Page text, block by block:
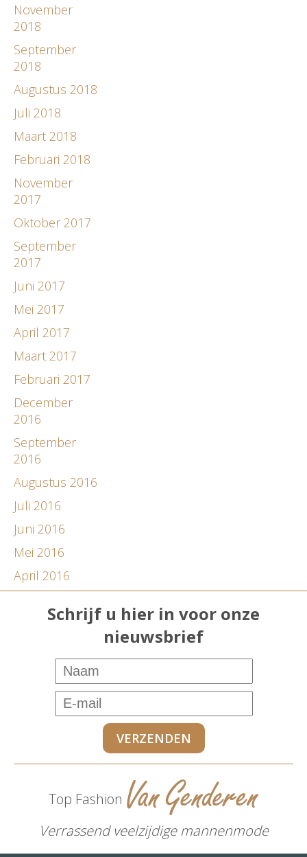
November
2018
September
2018
Augustus 2018
Juli 2018
Maart 2018
Februari 2018
November
2017
Oktober 2017
September
2017
Juni 2017
Mei 2017
April 2017
Maart 2017
Februari 2017
December
2016
September
2016
Augustus 2016
Juli 2016
Juni 2016
Mei 2016
April 2016
Schrijf u hier in voor onze
nieuwsbrief
Top Fashion
Verrassend veelzijdige mannenmode